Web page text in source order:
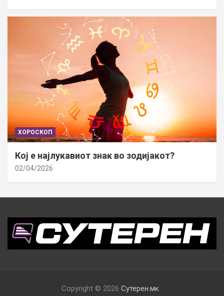
ХОРОСКОП
Кој е најлукавиот знак во зодијакот?
02/04/2026
Copyright © 2026 Сутерен.мк